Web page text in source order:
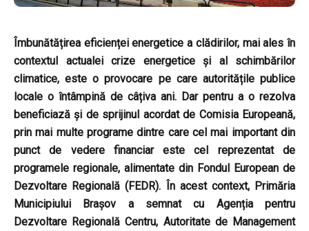
Îmbunătățirea eficienței energetice a clădirilor, mai ales în
contextul actualei crize energetice și al schimbărilor
climatice, este o provocare pe care autoritățile publice
locale o întâmpină de câțiva ani. Dar pentru a o rezolva
beneficiază și de sprijinul acordat de Comisia Europeană,
prin mai multe programe dintre care cel mai important din
punct de vedere financiar este cel reprezentat de
programele regionale, alimentate din Fondul European de
Dezvoltare Regională (FEDR). În acest context, Primăria
Municipiului Brașov a semnat cu Agenția pentru
Dezvoltare Regională Centru, Autoritate de Management